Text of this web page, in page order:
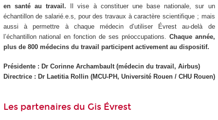
en santé au travail. Il vise à constituer une base nationale, sur un
échantillon de salarié.e.s, pour des travaux à caractère scientifique ; mais
aussi à permettre à chaque médecin d’utiliser Évrest au-delà de
l’échantillon national en fonction de ses préoccupations. Chaque année,
plus de 800 médecins du travail participent activement au dispositif.
Présidente : Dr Corinne Archambault (médecin du travail, Airbus)
Directrice : Dr Laetitia Rollin (MCU-PH, Université Rouen / CHU Rouen)
Les partenaires du Gis Évrest